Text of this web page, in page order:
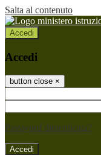
Salta al contenuto
Accedi
Accedi
button close ×
Password dimenticata?